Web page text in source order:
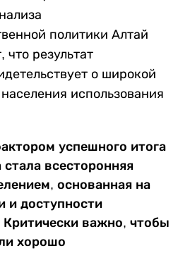
политики Алтай
что результат
о широкой
использования
успешного итога
всесторонняя
основанная на
и доступности
важно, чтобы
хорошо